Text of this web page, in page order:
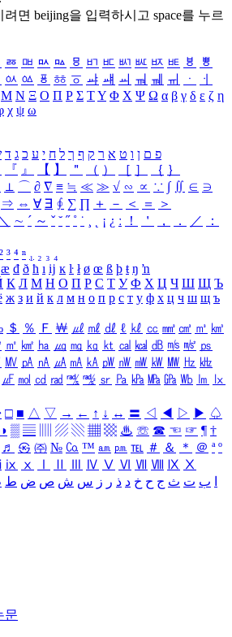
려면 beijing을 입력하시고 space를 누르
ㅭ ㅮ ㅯ ㅰ ㅱ ㅲ ㅳ ㅴ ㅵ ㅶ ㅷ ㅸ
ㅹ
ㆂ ㆃ ㆄ ㆅ ㆆ ㆇ ㆈ ㆉ ㆊ ㆋ ㆌ ㆍ
ㆎ
Μ Ν Ξ Ο Π Ρ Σ ΤΥ Φ Χ Ψ Ω α β γ δ ε ζ η
χ ψ ω
פ ם ן ו ט א ר ק ף ך ל ח י ע כ ג ד
『 』 【 】 ＂ （ ） ［ ］ ｛ ｝
⊥ ⌒ ∂ ∇ ≡ ≒ ≪ ≫ √ ∽ ∝ ∵ ∫ ∬ ∈ ∋
⇒ ⇔ ∀ ∃ ∮ ∑ ∏ ＋ － ＜ ＝
＞
＼ ∼ ´ ～ ˇ ˘ ˝ ˚ ˙ ¸ ¡ ¿ ː ！ ＇ ， ． ／
：
² ³ ⁴ ⁿ ₁ ₂ ₃ ₄
æ đ ð ħ ı ĳ ĸ ŀ ł ø œ ß þ ŧ ŋ ŉ
К Л М Н О П Р С Т У Ф Х Ц Ч Ш Щ Ъ
ж з и й к л м н о п р с т у ф х ц ч ш щ ъ
＄ ％ Ｆ ￦ ㎕ ㎖ ㎗ ℓ ㎘ ㏄ ㎣ ㎤ ㎥ ㎦
㎡ ㎢ ㏊ ㎍ ㎎ ㎏ ㏏ ㎈ ㎉ ㏈ ㎧ ㎨ ㎰
㎹ ㎀ ㎁ ㎂ ㎃ ㎄ ㎺ ㎻ ㎽ ㎾ ㎿ ㎐ ㎑
㎌ ㏖ ㏅ ㎭ ㎮ ㎯ ㏛ ㎩ ㎪ ㎫ ㎬ ㏝ ㏐
㏓
□ ■ △ ▽ → ← ↑ ↓ ↔ 〓 ◁ ◀ ▷ ▶ ♤
◑ ▒ ▤ ▨ ▧ ▦ ▩ ♨ ☏ ☎ ☜ ☞ ¶ †
♬ ㉿ ㈜ № ㏇ ™ ㏂ ㏘ ℡ ＃ ＆ ＊ ＠ ª º
ⅸ ⅹ Ⅳ Ⅴ Ⅵ Ⅶ Ⅷ Ⅸ Ⅹ
ب ت ث ج ح خ د ذ ر ز س ش ص ض ط
문